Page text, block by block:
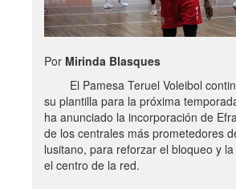
Por Mirinda Blasques
El Pamesa Teruel Voleibol
su plantilla para la próxima
ha anunciado la incorporación de
de los centrales más prometedores
lusitano, para reforzar el bloqueo y
el centro de la red.